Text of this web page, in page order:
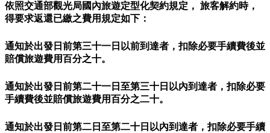
依照交通部觀光局國內旅遊定型化契約規定， 旅客解約時，
得要求返還已繳之費用規定如下：
通知於出發日前第三十一日以前到達者，扣除必要手續費後並
賠償旅遊費用百分之十。
通知於出發日前第二十一日至第三十日以內到達者，扣除必要
手續費後並賠償旅遊費用百分之二十。
通知於出發日前第二日至第二十日以內到達者，扣除必要手續